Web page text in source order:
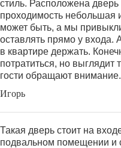
стиль. Расположена
проходимость небольшая
может быть, а мы
оставлять прямо у входа.
в квартире держать.
потратиться, но выглядит
гости обращают внимание.
Игорь
Такая дверь стоит на
подвальном помещении и